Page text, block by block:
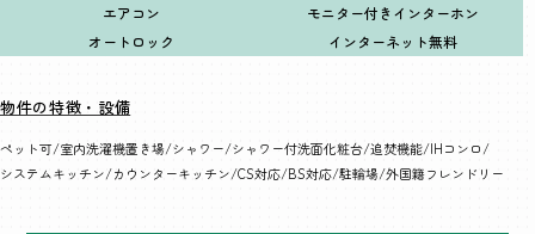
エアコン
モニター付きインターホン
オートロック
インターネット無料
物件の特徴・設備
ペット可 室内洗濯機置き場 シャワー シャワー付洗面化粧台 追焚機能 IHコンロ
システムキッチン カウンターキッチン CS対応 BS対応 駐輪場 外国籍フレンドリー